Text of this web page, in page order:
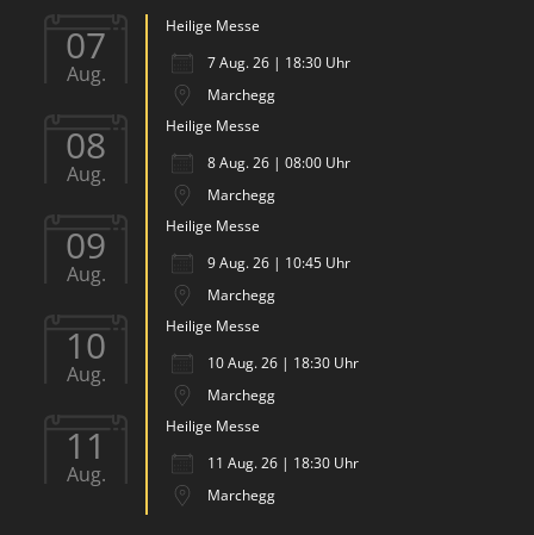
07
Aug.
Heilige Messe
7 Aug. 26 | 18:30 Uhr
Marchegg
08
Aug.
Heilige Messe
8 Aug. 26 | 08:00 Uhr
Marchegg
09
Aug.
Heilige Messe
9 Aug. 26 | 10:45 Uhr
Marchegg
10
Aug.
Heilige Messe
10 Aug. 26 | 18:30 Uhr
Marchegg
11
Aug.
Heilige Messe
11 Aug. 26 | 18:30 Uhr
Marchegg